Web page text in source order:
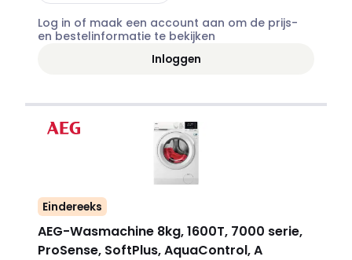
Log in of maak een account aan om de prijs-
en bestelinformatie te bekijken
Inloggen
Eindereeks
AEG-Wasmachine 8kg, 1600T, 7000 serie,
ProSense, SoftPlus, AquaControl, A